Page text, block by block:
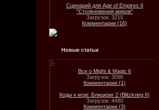
Сценарий для Age of Empires II
"Столкновения миров"
Загрузок: 3215
Комментарии (16)
Новые статьи
Все о Might & Magic 6
Загрузок: 3096
Комментарии (1)
Коды к игре: Блицкриг 2 (Blitzkrieg II)
Загрузок: 4480
Комментарии (3)